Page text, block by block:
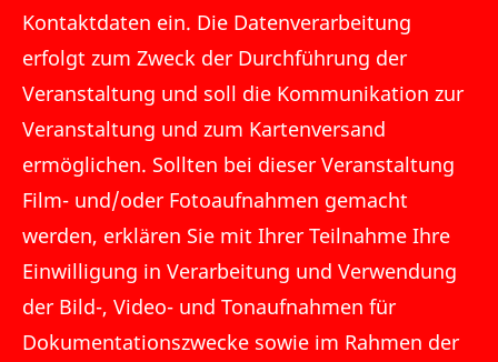
Kontaktdaten ein. Die Datenverarbeitung
erfolgt zum Zweck der Durchführung der
Veranstaltung und soll die Kommunikation zur
Veranstaltung und zum Kartenversand
ermöglichen. Sollten bei dieser Veranstaltung
Film- und/oder Fotoaufnahmen gemacht
werden, erklären Sie mit Ihrer Teilnahme Ihre
Einwilligung in Verarbeitung und Verwendung
der Bild-, Video- und Tonaufnahmen für
Dokumentationszwecke sowie im Rahmen der